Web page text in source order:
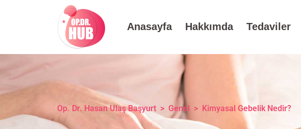
Anasayfa Hakkımda Tedaviler
Op. Dr. Hasan Ulaş Başyurt > Genel > Kimyasal Gebelik Nedir?